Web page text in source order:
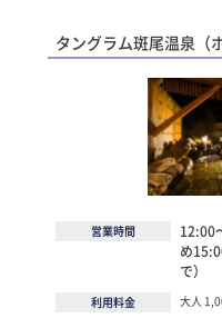
タングラム斑尾温泉（
営業時間
12:00
め
で）
利用料金 大人